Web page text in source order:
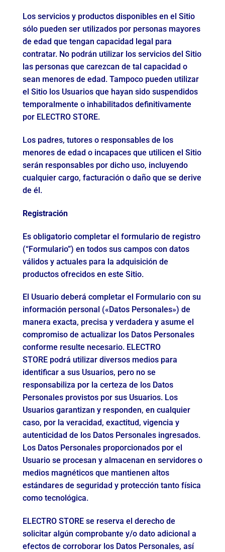
Los servicios y productos disponibles en el Sitio
sólo pueden ser utilizados por personas mayores
de edad que tengan capacidad legal para
contratar. No podrán utilizar los servicios del Sitio
las personas que carezcan de tal capacidad o
sean menores de edad. Tampoco pueden utilizar
el Sitio los Usuarios que hayan sido suspendidos
temporalmente o inhabilitados definitivamente
por ELECTRO STORE.
Los padres, tutores o responsables de los
menores de edad o incapaces que utilicen el Sitio
serán responsables por dicho uso, incluyendo
cualquier cargo, facturación o daño que se derive
de él.
Registración
Es obligatorio completar el formulario de registro
(“Formulario”) en todos sus campos con datos
válidos y actuales para la adquisición de
productos ofrecidos en este Sitio.
El Usuario deberá completar el Formulario con su
información personal («Datos Personales») de
manera exacta, precisa y verdadera y asume el
compromiso de actualizar los Datos Personales
conforme resulte necesario. ELECTRO
STORE podrá utilizar diversos medios para
identificar a sus Usuarios, pero no se
responsabiliza por la certeza de los Datos
Personales provistos por sus Usuarios. Los
Usuarios garantizan y responden, en cualquier
caso, por la veracidad, exactitud, vigencia y
autenticidad de los Datos Personales ingresados.
Los Datos Personales proporcionados por el
Usuario se procesan y almacenan en servidores o
medios magnéticos que mantienen altos
estándares de seguridad y protección tanto física
como tecnológica.
ELECTRO STORE se reserva el derecho de
solicitar algún comprobante y/o dato adicional a
efectos de corroborar los Datos Personales, así